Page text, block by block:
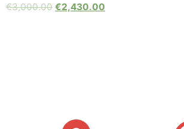
€3,000.00 €2,430.00